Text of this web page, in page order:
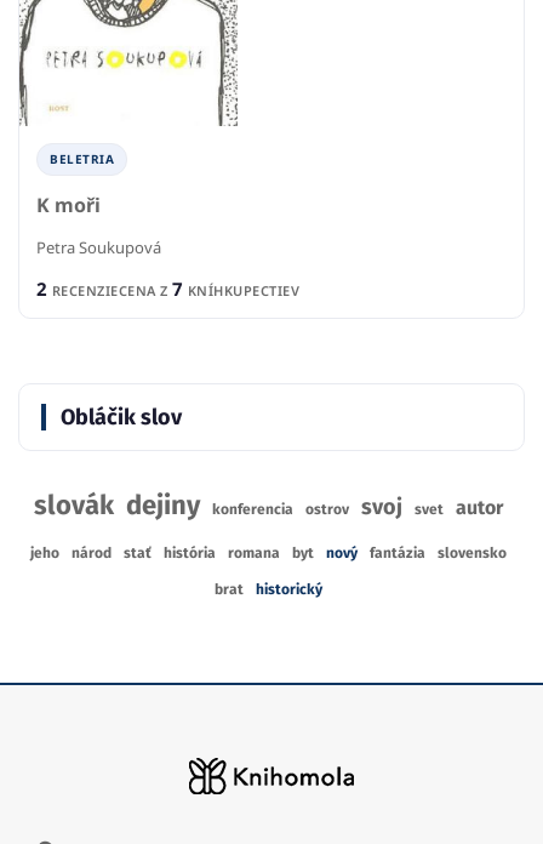
BELETRIA
K moři
Petra Soukupová
2 RECENZIECENA Z 7 KNÍHKUPECTIEV
Obláčik slov
slovák dejiny konferencia ostrov svoj svet autor
jeho národ stať história romana byt nový fantázia slovensko
brat historický